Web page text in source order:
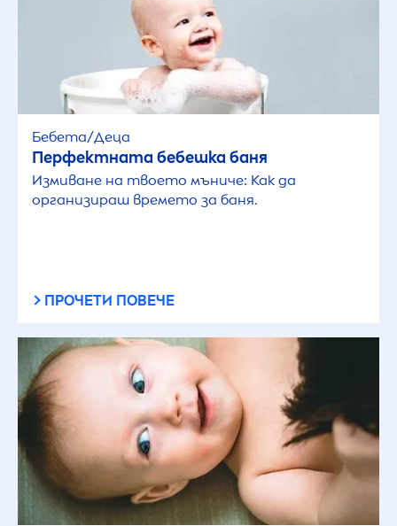
Бебета/Деца
Перфектната бебешка баня
Измиване на твоето мъниче: Как да
организираш времето за баня.
ПРОЧЕТИ ПОВЕЧЕ